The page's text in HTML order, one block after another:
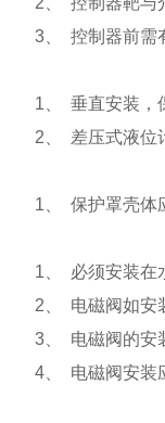
3
控制器前需
1
垂直安装，
2
差压式液位
1
保护罩壳体
1
必须安装在
2
电磁阀如安
3
电磁阀的安
4
电磁阀安装